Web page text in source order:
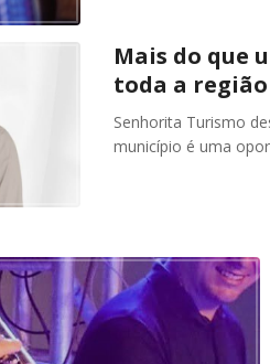
Mais do que
toda a região
Senhorita Turismo
município é uma